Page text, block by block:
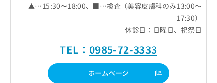
▲…15:30〜18:00、■…検査（美容皮膚科のみ13:00～
17:30）
休診日：日曜日、祝祭日
TEL： 0985-72-3333
ホームページ